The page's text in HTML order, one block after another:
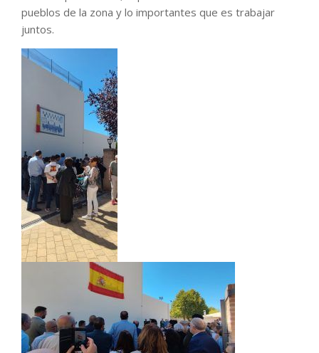
pueblos de la zona y lo importantes que es trabajar
juntos.